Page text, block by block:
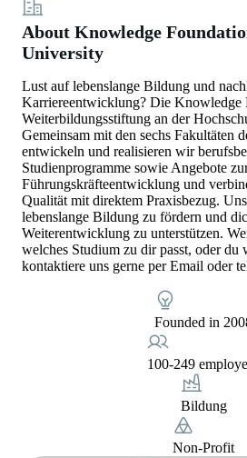
About Knowledge
University
Lust auf lebenslange Bildung und
Karriereentwicklung? Die Knowledge
Weiterbildungsstiftung an der
Gemeinsam mit den sechs Fakultäten
entwickeln und realisieren wir
Studienprogramme sowie Angebote
Führungskräfteentwicklung und
Qualität mit direktem Praxisbezug.
lebenslange Bildung zu fördern und
Weiterentwicklung zu unterstützen.
welches Studium zu dir passt, oder du
kontaktiere uns gerne per Email oder
Founded in
100-249
Bildung
Non-Profit